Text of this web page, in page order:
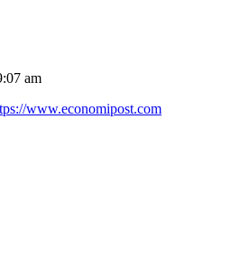
am
www.economipost.com